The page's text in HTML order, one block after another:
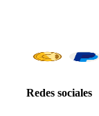
Redes sociales